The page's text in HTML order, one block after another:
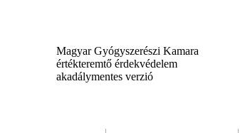
Magyar Gyógyszerészi Kamara
értékteremtő érdekvédelem
akadálymentes verzió